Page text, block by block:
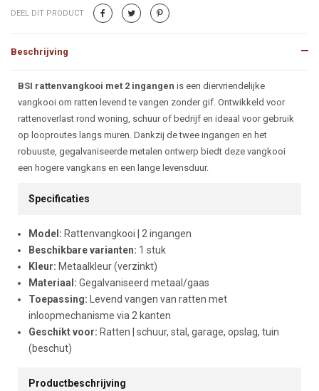
DEEL DIT PRODUCT
Beschrijving
Beschrijving
BSI rattenvangkooi met 2 ingangen is een diervriendelijke
vangkooi om ratten levend te vangen zonder gif. Ontwikkeld voor
rattenoverlast rond woning, schuur of bedrijf en ideaal voor gebruik
op looproutes langs muren. Dankzij de twee ingangen en het
robuuste, gegalvaniseerde metalen ontwerp biedt deze vangkooi
een hogere vangkans en een lange levensduur.
Specificaties
Model: Rattenvangkooi | 2 ingangen
Beschikbare varianten: 1 stuk
Kleur: Metaalkleur (verzinkt)
Materiaal: Gegalvaniseerd metaal/gaas
Toepassing: Levend vangen van ratten met
inloopmechanisme via 2 kanten
Geschikt voor: Ratten | schuur, stal, garage, opslag, tuin
(beschut)
Productbeschrijving